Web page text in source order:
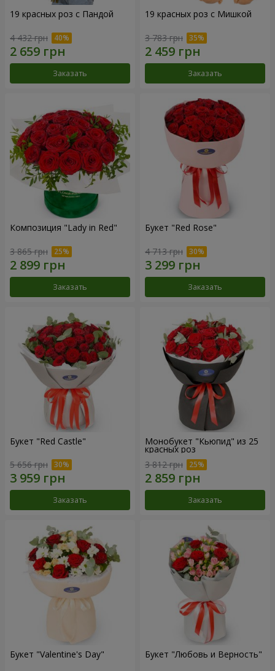
19 красных роз с Пандой
4 432 грн
Заказать
19 красных роз с Мишкой
3 783 грн
Заказать
Композиция "Lady in Red"
3 865 грн
Заказать
Букет "Red Rose"
4 713 грн
Заказать
Букет "Red Castle"
5 656 грн
Заказать
Монобукет "Кьюпид" из 25
красных роз
3 812 грн
Заказать
Букет "Valentine's Day" Букет "Любовь и Верность"